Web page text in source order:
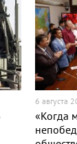
6 августа
«Когда